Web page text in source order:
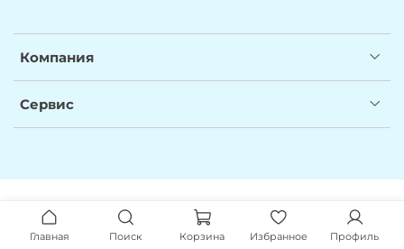
Компания
Сервис
Главная Поиск Корзина Избранное Профиль